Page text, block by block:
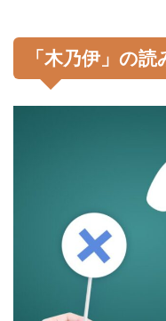
「木乃伊」の